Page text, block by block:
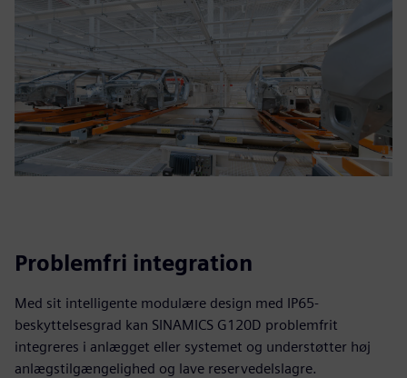
Problemfri integration
Med sit intelligente modulære design med IP65-
beskyttelsesgrad kan SINAMICS G120D problemfrit
integreres i anlægget eller systemet og understøtter høj
anlægstilgængelighed og lave reservedelslagre.